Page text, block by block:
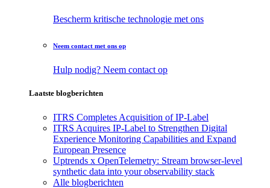
Bescherm kritische technologie met ons
Neem contact met ons op
Hulp nodig? Neem contact op
Laatste blogberichten
ITRS Completes Acquisition of IP-Label
ITRS Acquires IP-Label to Strengthen Digital
Experience Monitoring Capabilities and Expand
European Presence
Uptrends x OpenTelemetry: Stream browser-level
synthetic data into your observability stack
Alle blogberichten